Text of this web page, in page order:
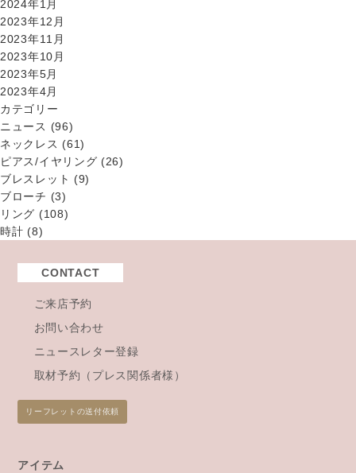
2024年1月
2023年12月
2023年11月
2023年10月
2023年5月
2023年4月
カテゴリー
ニュース (96)
ネックレス (61)
ピアス/イヤリング (26)
ブレスレット (9)
ブローチ (3)
リング (108)
時計 (8)
CONTACT
ご来店予約
お問い合わせ
ニュースレター登録
取材予約（プレス関係者様）
リーフレットの送付依頼
アイテム